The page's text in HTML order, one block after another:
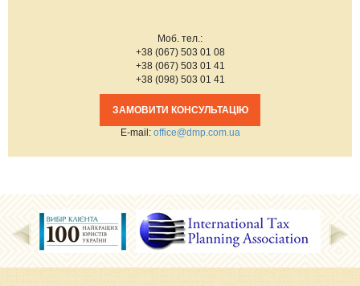
Моб. тел.:
+38 (067) 503 01 08
+38 (067) 503 01 41
+38 (098) 503 01 41
ЗАМОВИТИ КОНСУЛЬТАЦІЮ
Е-mail: office@dmp.com.ua